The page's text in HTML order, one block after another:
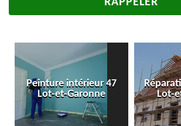
Peinture intérieur 47
Lot-et-Garonne
Lot-